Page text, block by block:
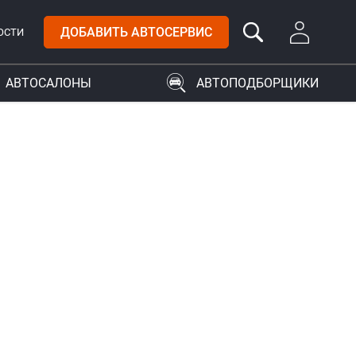
ДОБАВИТЬ АВТОСЕРВИС
АВТОСАЛОНЫ АВТОПОДБОРЩИКИ